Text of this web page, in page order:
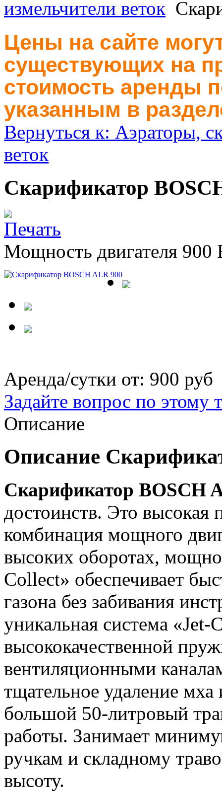
измельчители веток
Цены на сайте
существующих на
стоимость аренды
указанным в
Вернуться к: Аэраторы,
веток
Скарификатор
Мощность двигателя 900
Аренда/сутки от: 900 руб
Задайте вопрос по этому
Описание
Описание
Скарификатор BOSCH
достоинств. Это высокая
комбинация мощного
высоких оборотах,
Collect» обеспечивает
газона без забивания
уникальная система «Jet-
высококачественной
вентиляционными
тщательное удаление
большой 50-литровый
работы. Занимает
ручкам и складному
высоту.